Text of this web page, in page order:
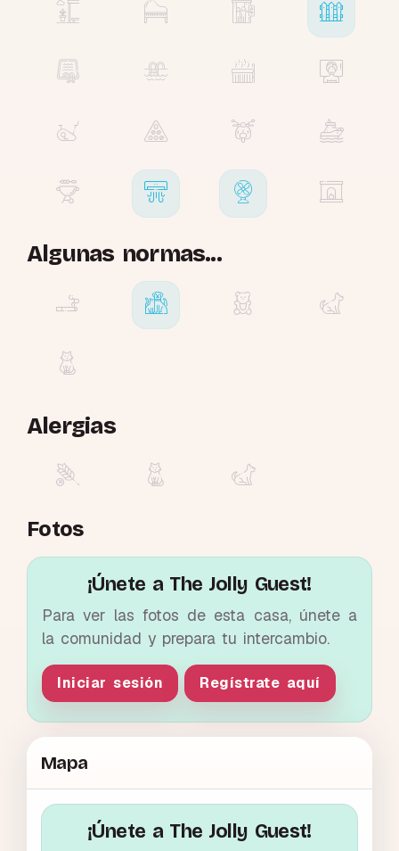
Algunas normas...
Alergias
Fotos
¡Únete a The Jolly Guest!
Para ver las fotos de esta casa, únete a
la comunidad y prepara tu intercambio.
Iniciar sesión Regístrate aquí
Mapa
¡Únete a The Jolly Guest!